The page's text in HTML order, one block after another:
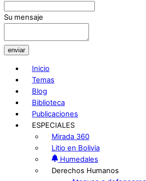
Su mensaje
enviar
Inicio
Temas
Blog
Biblioteca
Publicaciones
ESPECIALES
Mirada 360
Litio en Bolivia
Humedales
Derechos Humanos